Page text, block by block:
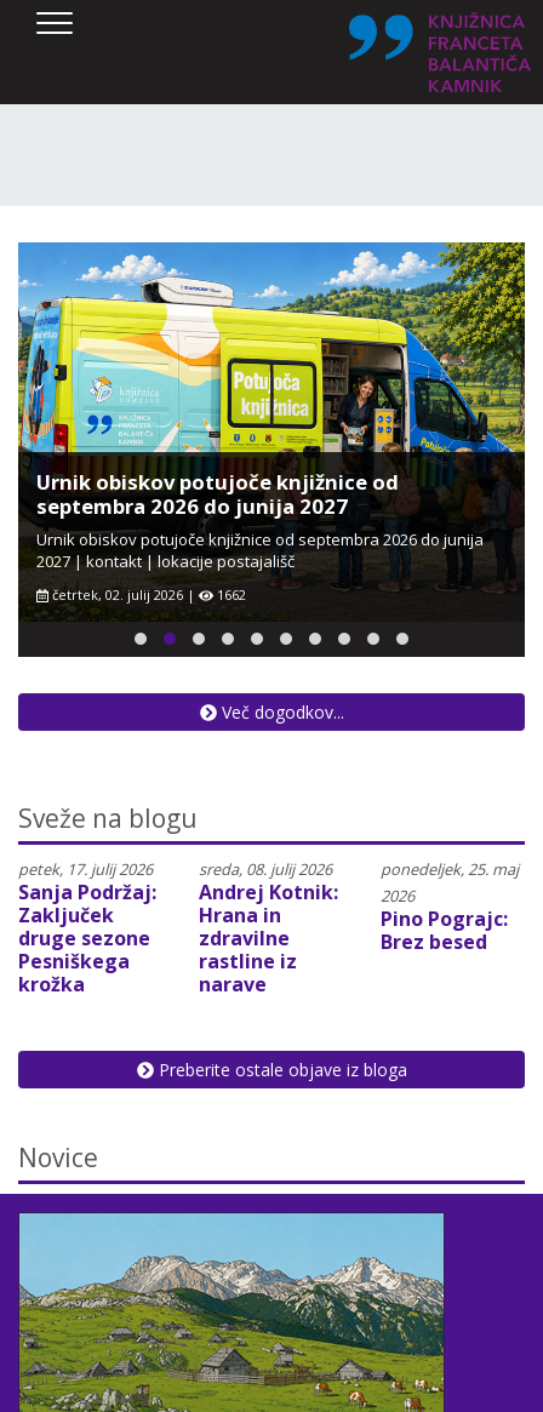
SKOČI DO OSREDNJE VSEBINE
Urnik obiskov potujoče knjižnice od
septembra 2026 do junija 2027
Urnik obiskov potujoče knjižnice od septembra 2026 do junija
2027 | kontakt | lokacije postajališč
četrtek, 02. julij 2026 | 1662
Več dogodkov...
Sveže na blogu
petek, 17. julij 2026
Sanja Podržaj:
Zaključek
druge sezone
Pesniškega
krožka
sreda, 08. julij 2026
Andrej Kotnik:
Hrana in
zdravilne
rastline iz
narave
ponedeljek, 25. maj
2026
Pino Pograjc:
Brez besed
Preberite ostale objave iz bloga
Novice